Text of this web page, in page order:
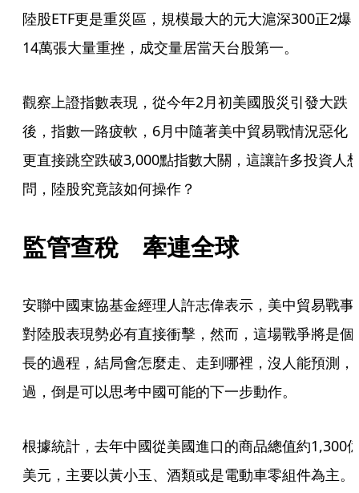
陸股ETF更是重災區，規模最大的元大滬深300正2爆
14萬張大量重挫，成交量居當天台股第一。
觀察上證指數表現，從今年2月初美國股災引發大跌
後，指數一路疲軟，6月中隨著美中貿易戰情況惡化
更直接跳空跌破3,000點指數大關，這讓許多投資人
問，陸股究竟該如何操作？
監管查稅　牽連全球
安聯中國東協基金經理人許志偉表示，美中貿易戰事
對陸股表現勢必有直接衝擊，然而，這場戰爭將是個
長的過程，結局會怎麼走、走到哪裡，沒人能預測，
過，倒是可以思考中國可能的下一步動作。
根據統計，去年中國從美國進口的商品總值約1,300
美元，主要以黃小玉、酒類或是電動車零組件為主。